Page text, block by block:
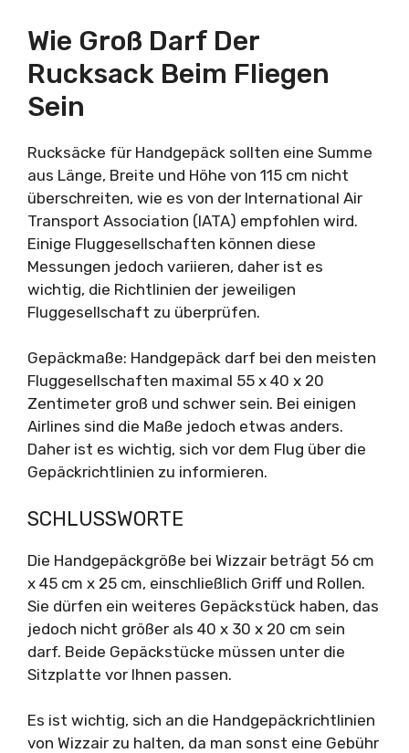
Wie Groß Darf Der
Rucksack Beim Fliegen
Sein
Rucksäcke für Handgepäck sollten eine Summe
aus Länge, Breite und Höhe von 115 cm nicht
überschreiten, wie es von der International Air
Transport Association (IATA) empfohlen wird.
Einige Fluggesellschaften können diese
Messungen jedoch variieren, daher ist es
wichtig, die Richtlinien der jeweiligen
Fluggesellschaft zu überprüfen.
Gepäckmaße: Handgepäck darf bei den meisten
Fluggesellschaften maximal 55 x 40 x 20
Zentimeter groß und schwer sein. Bei einigen
Airlines sind die Maße jedoch etwas anders.
Daher ist es wichtig, sich vor dem Flug über die
Gepäckrichtlinien zu informieren.
SCHLUSSWORTE
Die Handgepäckgröße bei Wizzair beträgt 56 cm
x 45 cm x 25 cm, einschließlich Griff und Rollen.
Sie dürfen ein weiteres Gepäckstück haben, das
jedoch nicht größer als 40 x 30 x 20 cm sein
darf. Beide Gepäckstücke müssen unter die
Sitzplatte vor Ihnen passen.
Es ist wichtig, sich an die Handgepäckrichtlinien
von Wizzair zu halten, da man sonst eine Gebühr